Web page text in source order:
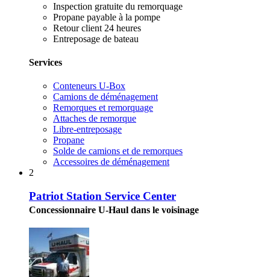
Inspection gratuite du remorquage
Propane payable à la pompe
Retour client 24 heures
Entreposage de bateau
Services
Conteneurs U-Box
Camions de déménagement
Remorques et remorquage
Attaches de remorque
Libre-entreposage
Propane
Solde de camions et de remorques
Accessoires de déménagement
2
Patriot Station Service Center
Concessionnaire U-Haul dans le voisinage